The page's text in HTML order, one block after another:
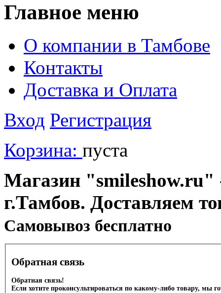
Главное меню
О компании в Тамбове
Контакты
Доставка и Оплата
Вход Регистрация
Корзина: пуста
Магазин "smileshow.ru"
г.Тамбов. Доставляем
Cамовывоз бесплатно
Обратная связь
Обратная связь!
Если хотите проконсультироваться по какому-либо товару, мы